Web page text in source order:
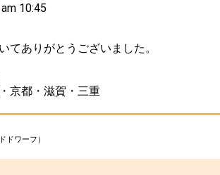
am 10:45
てありがとうございました。
京都・滋賀・三重
ドワーフ）